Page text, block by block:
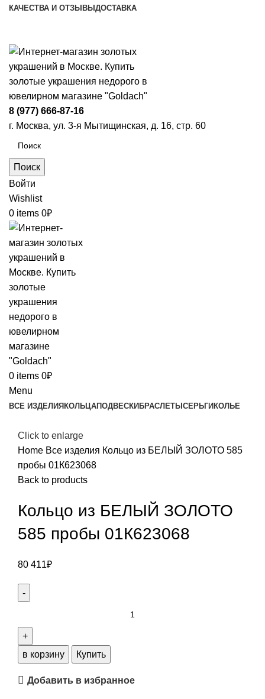
КАЧЕСТВА И ОТЗЫВЫ ДОСТАВКА
8 (977) 666-87-16
г. Москва, ул. 3-я Мытищинская, д. 16, стр. 60
Поиск
Войти
Wishlist
0 items 0₽
0 items 0₽
Menu
ВСЕ ИЗДЕЛИЯ КОЛЬЦАПОДВЕСКИ БРАСЛЕТЫ СЕРЬГИ КОЛЬЕ
Click to enlarge
Home Все изделия Кольцо из БЕЛЫЙ ЗОЛОТО 585
пробы 01К623068
Back to products
Кольцо из БЕЛЫЙ ЗОЛОТО
585 пробы 01К623068
80 411₽
БЕЛЫЙ
ЗОЛОТО
пробы
в корзину Купить
Добавить в избранное